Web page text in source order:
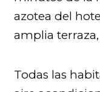
azotea del
amplia
Todas las